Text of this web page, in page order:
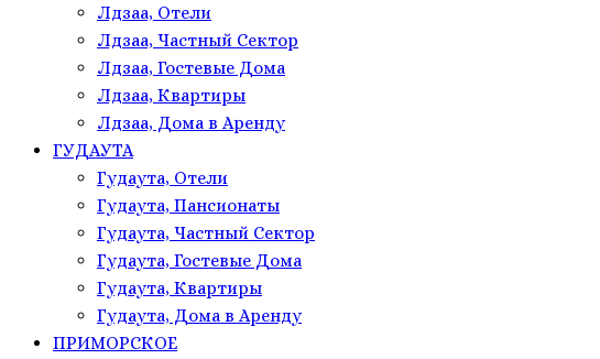
Лдзаа, Отели
Лдзаа, Частный Сектор
Лдзаа, Гостевые Дома
Лдзаа, Квартиры
Лдзаа, Дома в Аренду
ГУДАУТА
Гудаута, Отели
Гудаута, Пансионаты
Гудаута, Частный Сектор
Гудаута, Гостевые Дома
Гудаута, Квартиры
Гудаута, Дома в Аренду
ПРИМОРСКОЕ